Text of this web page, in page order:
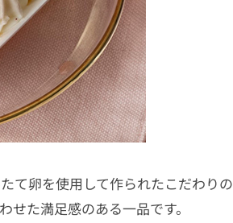
て卵を使用して作られたこだわりの
た満足感のある一品です。